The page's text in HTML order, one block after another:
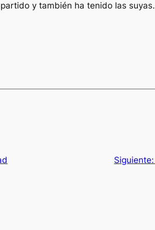
y también ha tenido las suyas.
Siguiente: